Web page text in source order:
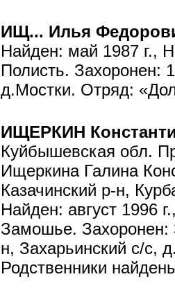
ИЩ... Илья
Найден: май 1987 г.,
Полисть. Захоронен:
д.Мостки. Отряд:
ИЩЕРКИН
Куйбышевская обл.
Ищеркина Галина
Казачинский р-н,
Найден: август 1996
Замошье. Захоронен:
н, Захарьинский с/с,
Родственники